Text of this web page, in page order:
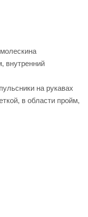
внутренний
на рукавах
в области пройм,